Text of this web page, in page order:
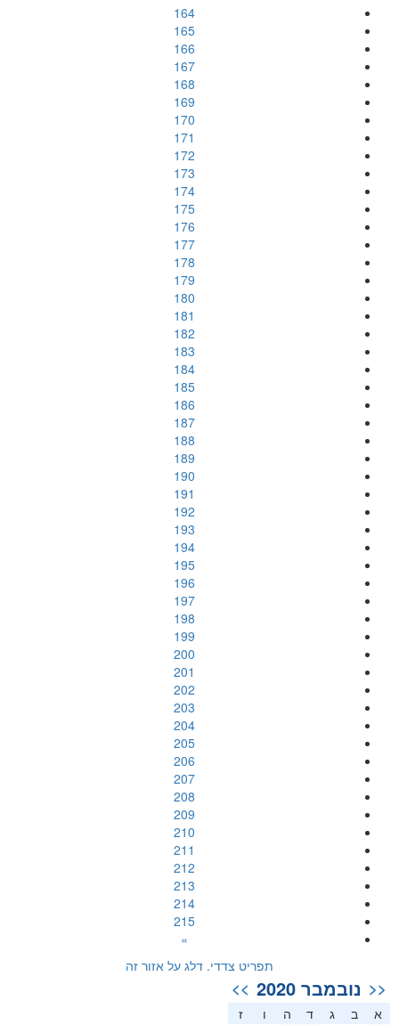
164
165
166
167
168
169
170
171
172
173
174
175
176
177
178
179
180
181
182
183
184
185
186
187
188
189
190
191
192
193
194
195
196
197
198
199
200
201
202
203
204
205
206
207
208
209
210
211
212
213
214
215
»
תפריט צדדי. דלג על אזור זה
<< נובמבר 2020 >>
א ב ג ד ה ז